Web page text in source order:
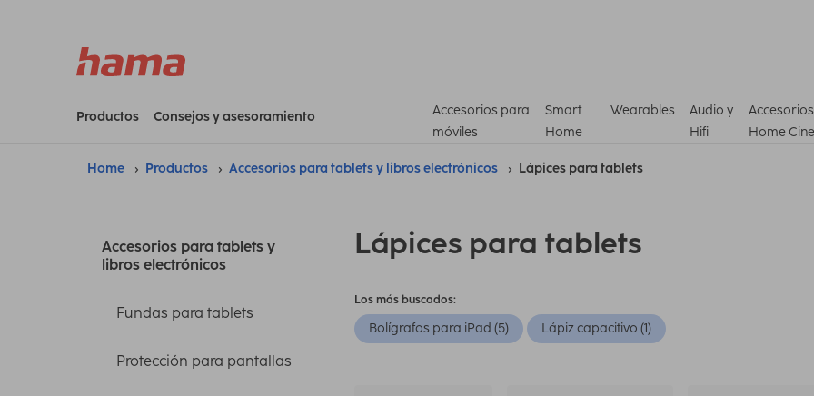
Productos Consejos y asesoramiento
Accesorios para
móviles
Smart
Home
Wearables
Audio y
Hifi
Home
Home Productos Accesorios para tablets y libros electrónicos Lápices para tablets
Accesorios para tablets y
libros electrónicos
Fundas para tablets
Protección para pantallas
Lápices para tablets
Los más buscados:
Bolígrafos para iPad (5) Lápiz capacitivo (1)